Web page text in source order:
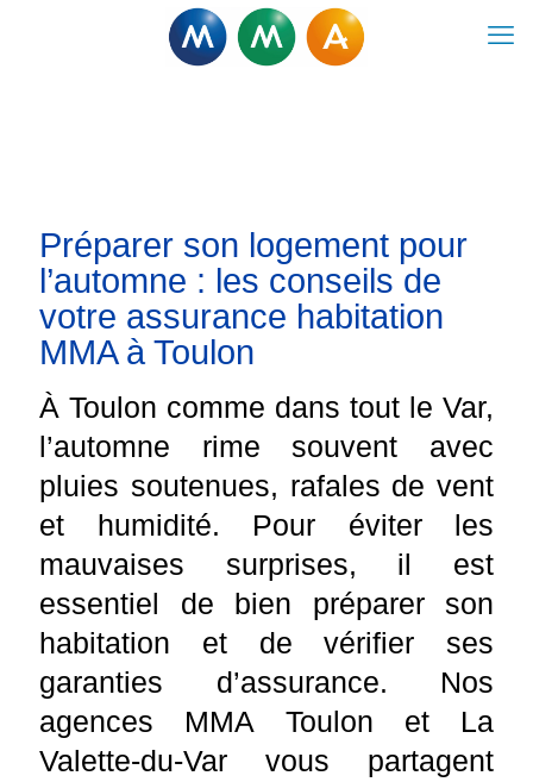
Préparer son logement pour
l’automne : les conseils de
votre assurance habitation
MMA à Toulon
À Toulon comme dans tout le Var,
l’automne rime souvent avec
pluies soutenues, rafales de vent
et humidité. Pour éviter les
mauvaises surprises, il est
essentiel de bien préparer son
habitation et de vérifier ses
garanties d’assurance. Nos
agences MMA Toulon et La
Valette-du-Var vous partagent